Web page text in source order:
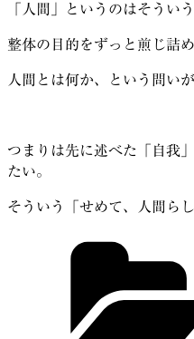
「人間」というのはそうい
整体の目的をずっと煎じ詰
人間とは何か、という問い
つまりは先に述べた「自我
たい。
そういう「せめて、人間ら